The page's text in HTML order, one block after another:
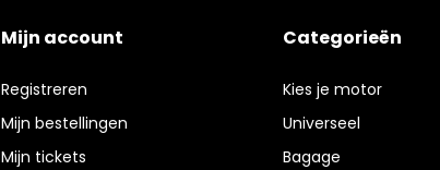
Mijn account
Registreren
Mijn bestellingen
Mijn tickets
Categorieën
Kies je motor
Universeel
Bagage